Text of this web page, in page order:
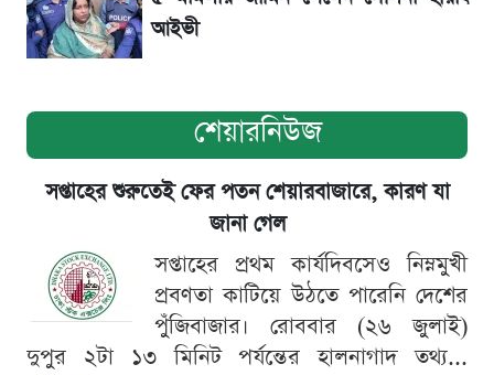
আইভী
শেয়ারনিউজ
সপ্তাহের শুরুতেই ফের পতন শেয়ারবাজারে, কারণ যা
জানা গেল
সপ্তাহের প্রথম কার্যদিবসেও নিম্নমুখী
প্রবণতা কাটিয়ে উঠতে পারেনি দেশের
পুঁজিবাজার। রোববার (২৬ জুলাই)
দুপুর ২টা ১৩ মিনিট পর্যন্তের হালনাগাদ তথ্য...